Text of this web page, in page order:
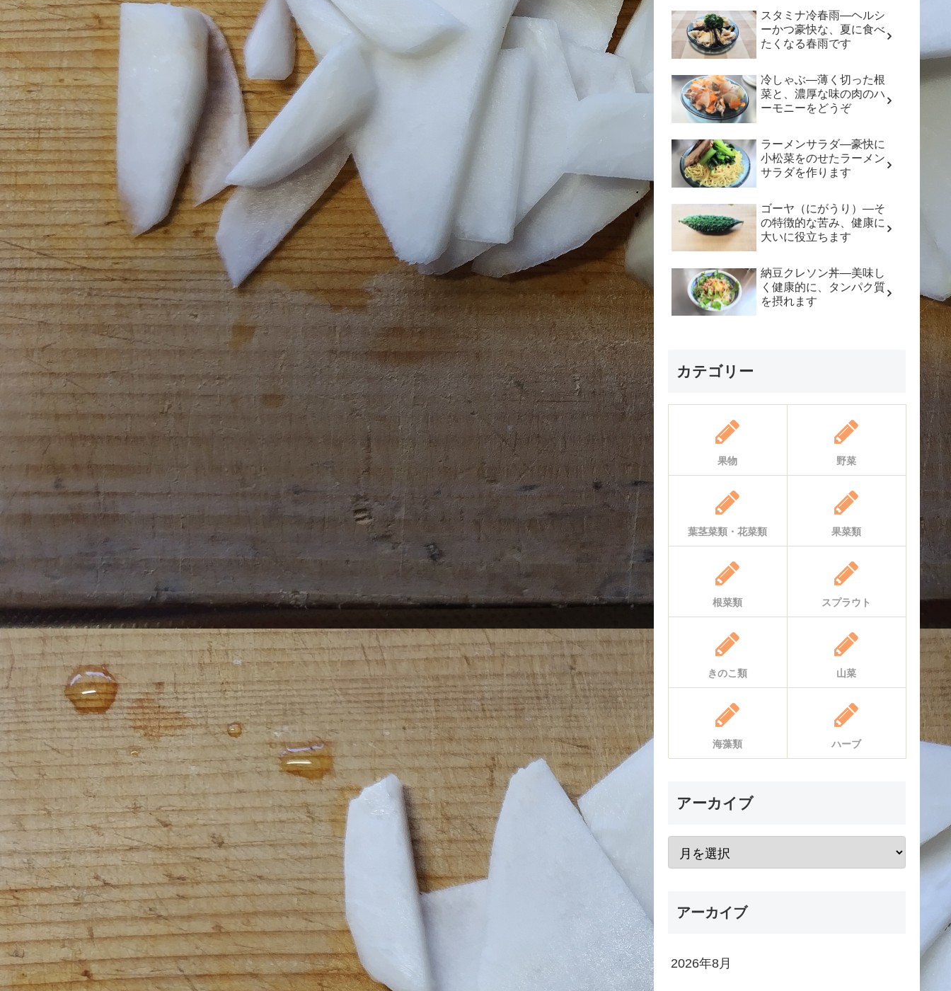
スタミナ冷春雨―ヘルシ
ーかつ豪快な、夏に食べ
たくなる春雨です
冷しゃぶ―薄く切った根
菜と、濃厚な味の肉のハ
ーモニーをどうぞ
ラーメンサラダ―豪快に
小松菜をのせたラーメン
サラダを作ります
ゴーヤ（にがうり）―そ
の特徴的な苦み、健康に
大いに役立ちます
納豆クレソン丼―美味し
く健康的に、タンパク質
を摂れます
カテゴリー
果物 野菜
葉茎菜類・花菜類 果菜類
根菜類 スプラウト
きのこ類 山菜
海藻類 ハーブ
アーカイブ
アーカイブ
2026年8月